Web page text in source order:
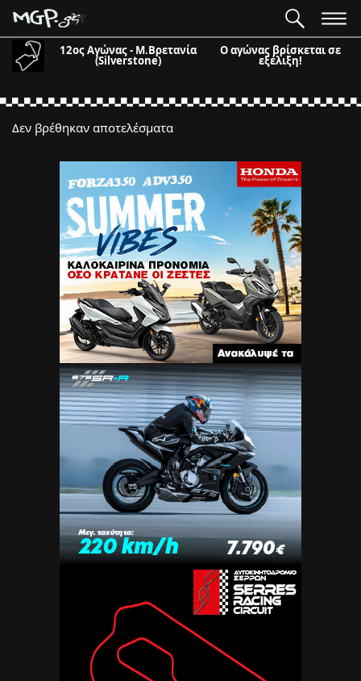
12ος Αγώνας - Μ.Βρετανία
(Silverstone)
Ο αγώνας βρίσκεται σε
εξέλιξη!
Δεν βρέθηκαν αποτελέσματα